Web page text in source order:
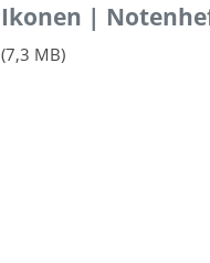
Ikonen |
(7,3 MB)